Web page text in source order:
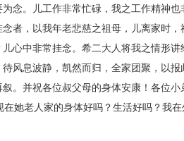
为念。儿工作非常忙碌，我之工作精神也
者，以我年老悲慈之祖 母，儿离家时，
心中非常挂念。希二大人将我之情形
待风息波静，凯然而归，全家团聚，以报
叙。并祝各位叔父母的身体安康！各位小
她老人家的身体好吗？生活好吗？我